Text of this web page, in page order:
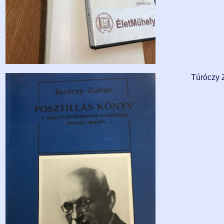
Túróczy